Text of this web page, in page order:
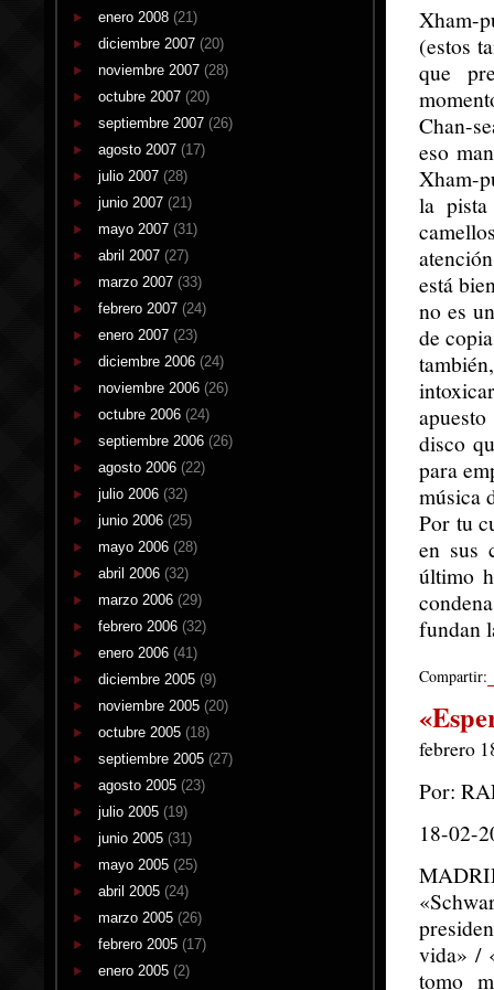
enero 2008 (21)
diciembre 2007 (20)
noviembre 2007 (28)
octubre 2007 (20)
septiembre 2007 (26)
agosto 2007 (17)
julio 2007 (28)
junio 2007 (21)
mayo 2007 (31)
abril 2007 (27)
marzo 2007 (33)
febrero 2007 (24)
enero 2007 (23)
diciembre 2006 (24)
noviembre 2006 (26)
octubre 2006 (24)
septiembre 2006 (26)
agosto 2006 (22)
julio 2006 (32)
junio 2006 (25)
mayo 2006 (28)
abril 2006 (32)
marzo 2006 (29)
febrero 2006 (32)
enero 2006 (41)
diciembre 2005 (9)
noviembre 2005 (20)
octubre 2005 (18)
septiembre 2005 (27)
agosto 2005 (23)
julio 2005 (19)
junio 2005 (31)
mayo 2005 (25)
abril 2005 (24)
marzo 2005 (26)
febrero 2005 (17)
enero 2005 (2)
Xham-
(estos
que
Chan-
eso
Xham-
la
está
no es
de
disco
para
música
Por tu
en sus
último
fundan
Compartir:
febrero
Por:
18-02-
vida» /
tomo